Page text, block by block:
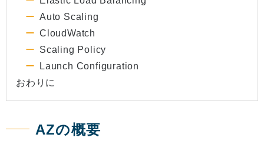
Auto Scaling
CloudWatch
Scaling Policy
Launch Configuration
おわりに
AZの概要